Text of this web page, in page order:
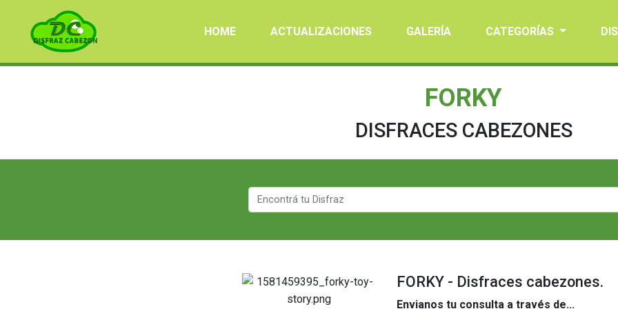
HOME ACTUALIZACIONES GALERÍA CATEGORÍAS
FORKY
DISFRACES CABEZONES
FORKY - Disfraces cabezones.
Envianos tu consulta a través de...